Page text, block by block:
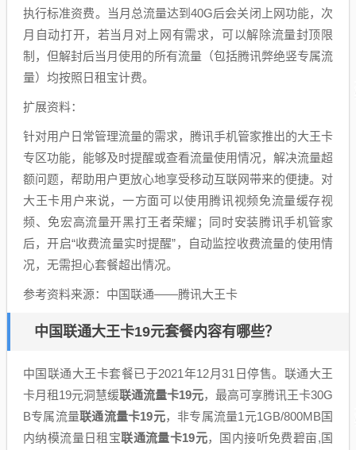
执行标准资费。当月总流量达到40G后会关闭上网功能，次
月自动打开，若当月对上网有需求，可以解除流量封顶限
制，但解封后当月使用的所有流量（包括腾讯弊绝竖专属流
量）均按照日租宝计费。
扩展资料：
针对用户日常管理流量的需求，腾讯手机管家推出的大王卡
专区功能，能够及时提醒或查看流量使用情况，解决流量超
额问题，帮助用户更放心地享受移动互联网带来的便捷。对
大王卡用户来说，一方面可以使用腾讯视频免流量缓存视
频、免宏高流量开黑打王者荣耀；同时安装腾讯手机管家
后，开启“收费流量实时提醒”，自动监控收费流量的使用情
况，无需担心套餐超出情况。
参考资料来源：中国联通——腾讯大王卡
中国联通大王卡19元套餐内容有哪些？
中国联通大王卡套餐已于2021年12月31日停售。联通大王
卡月租19元洞慧缓联通流量卡19元，最高可享腾讯王卡30G
B专属流量联通流量卡19元，非专属流量1元1GB/800MB国
内纳模流量日租宝联通流量卡19元，国内接听免费碧亩,国